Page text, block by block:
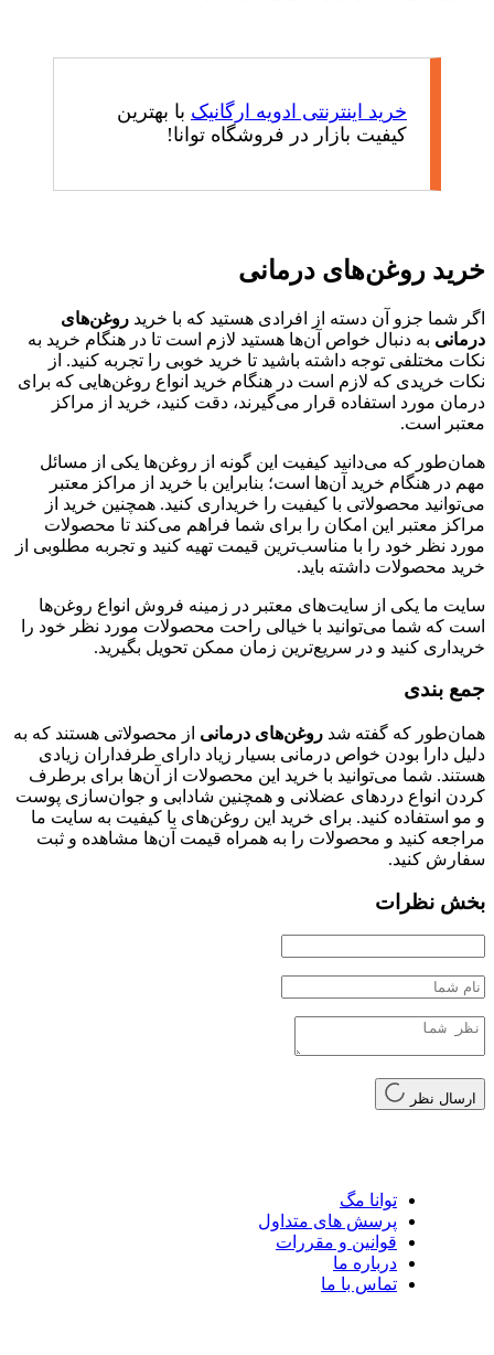
خرید اینترنتی ادویه ارگانیک با بهترین
کیفیت بازار در فروشگاه توانا!
خرید روغن‌های درمانی
اگر شما جزو آن دسته از افرادی هستید که با خرید روغن‌های
درمانی به دنبال خواص آن‌ها هستید لازم است تا در هنگام خرید به
نکات مختلفی توجه داشته باشید تا خرید خوبی را تجربه کنید. از
نکات خریدی که لازم است در هنگام خرید انواع روغن‌هایی که برای
درمان مورد استفاده قرار می‌گیرند، دقت کنید، خرید از مراکز
معتبر است.
همان‌طور که می‌دانید کیفیت این گونه از روغن‌ها یکی از مسائل
مهم در هنگام خرید آن‌ها است؛ بنابراین با خرید از مراکز معتبر
می‌توانید محصولاتی با کیفیت را خریداری کنید. همچنین خرید از
مراکز معتبر این امکان را برای شما فراهم می‌کند تا محصولات
مورد نظر خود را با مناسب‌ترین قیمت تهیه کنید و تجربه مطلوبی از
خرید محصولات داشته باید.
سایت ما یکی از سایت‌های معتبر در زمینه فروش انواع روغن‌ها
است که شما می‌توانید با خیالی راحت محصولات مورد نظر خود را
خریداری کنید و در سریع‌ترین زمان ممکن تحویل بگیرید.
جمع بندی
همان‌طور که گفته شد روغن‌های درمانی از محصولاتی هستند که به
دلیل دارا بودن خواص درمانی بسیار زیاد دارای طرفداران زیادی
هستند. شما می‌توانید با خرید این محصولات از آن‌ها برای برطرف
کردن انواع دردهای عضلانی و همچنین شادابی و جوان‌سازی پوست
و مو استفاده کنید. برای خرید این روغن‌های با کیفیت به سایت ما
مراجعه کنید و محصولات را به همراه قیمت آن‌ها مشاهده و ثبت
سفارش کنید.
بخش نظرات
ارسال نظر
توانا مگ
پرسش های متداول
قوانین و مقررات
درباره ما
تماس با ما